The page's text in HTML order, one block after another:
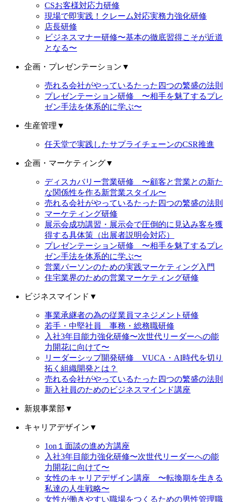
CSお客様対応力研修
現場で即実践！クレーム対応実務力強化研修
店長研修
ビジネスマナー研修〜基本の徹底習得こそが近道
となる〜
企画・プレゼンテーション ▼
売れる会社がやっているたった四つの繁盛の法則
プレゼンテーション研修 〜相手を魅了するプレ
ゼン手法を体系的に学ぶ〜
生産管理 ▼
任天堂で実践したサプライチェーンのCSR推進
企画・マーケティング▼
ディスカバリー営業研修 〜顧客と営業との新た
な関係性を作る新営業スタイル〜
売れる会社がやっているたった四つの繁盛の法則
マーケティング研修
展示会成功講習・展示会で圧倒的に見込み客を獲
得する具体策（出展者説明会対応）
プレゼンテーション研修 〜相手を魅了するプレ
ゼン手法を体系的に学ぶ〜
営業パーソンのための実践マーケティング入門
住宅業界のための営業マーケティング研修
ビジネスマインド ▼
事業承継者の為の従業員マネジメント研修
若手・中堅社員 事務・総務職研修
入社3年目能力強化研修〜次世代リーダーへの能
力開花に向けて〜
リーダーシップ開発研修 VUCA・AI時代を切り
拓く組織開発とは？
売れる会社がやっているたった四つの繁盛の法則
新入社員のためのビジネスマインド講座
新規事業部 ▼
キャリアデザイン ▼
1on１面談の進め方講座
入社3年目能力強化研修〜次世代リーダーへの能
力開花に向けて〜
女性のキャリアデザイン講座 〜転換期を生きる
私達の人生戦略〜
女性が働きやすい職場をつくるための男性管理職